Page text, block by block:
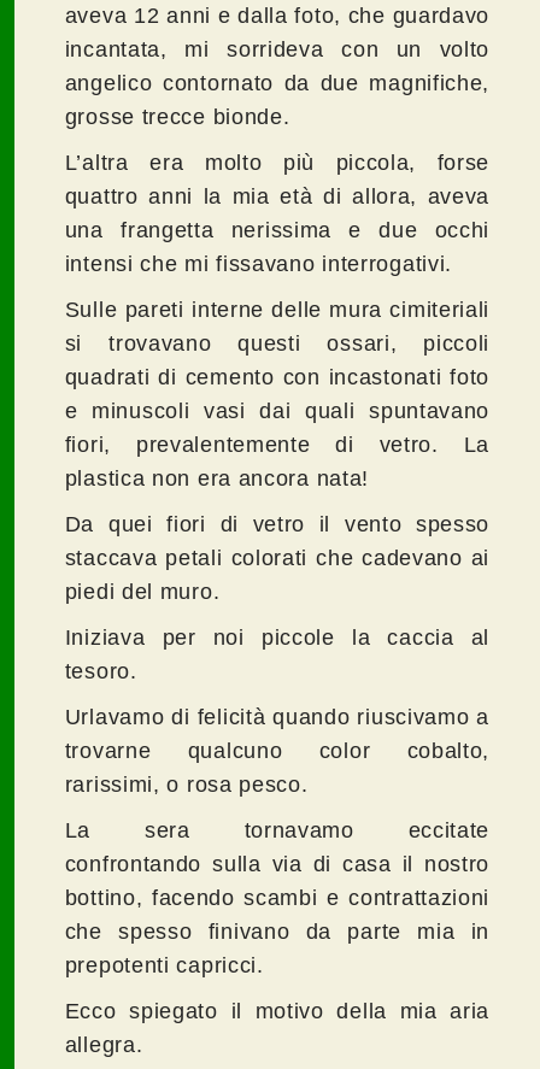
aveva 12 anni e dalla foto, che guardavo
incantata, mi sorrideva con un volto
angelico contornato da due magnifiche,
grosse trecce bionde.
L’altra era molto più piccola, forse
quattro anni la mia età di allora, aveva
una frangetta nerissima e due occhi
intensi che mi fissavano interrogativi.
Sulle pareti interne delle mura cimiteriali
si trovavano questi ossari, piccoli
quadrati di cemento con incastonati foto
e minuscoli vasi dai quali spuntavano
fiori, prevalentemente di vetro. La
plastica non era ancora nata!
Da quei fiori di vetro il vento spesso
staccava petali colorati che cadevano ai
piedi del muro.
Iniziava per noi piccole la caccia al
tesoro.
Urlavamo di felicità quando riuscivamo a
trovarne qualcuno color cobalto,
rarissimi, o rosa pesco.
La sera tornavamo eccitate
confrontando sulla via di casa il nostro
bottino, facendo scambi e contrattazioni
che spesso finivano da parte mia in
prepotenti capricci.
Ecco spiegato il motivo della mia aria
allegra.